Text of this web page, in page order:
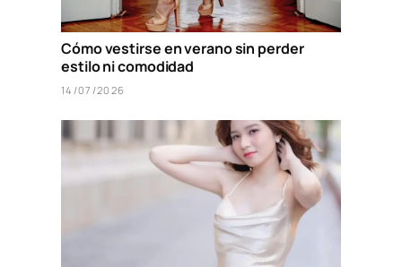
Cómo vestirse en verano sin perder
estilo ni comodidad
14/07/2026